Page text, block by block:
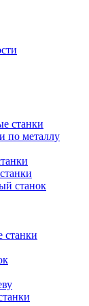
станки
по металлу
станок
станки